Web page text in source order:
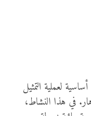
لعملية التمثيل
في هذا النشاط،